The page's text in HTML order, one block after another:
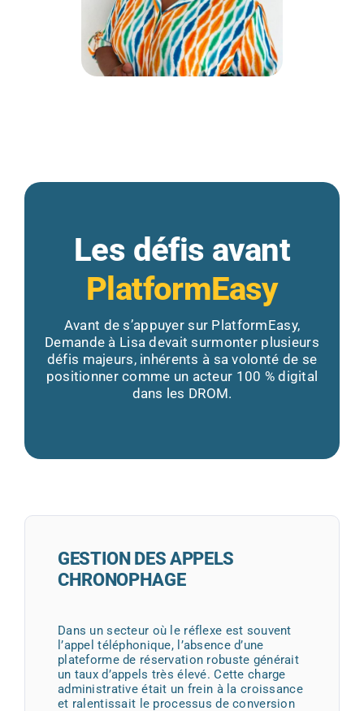
Les défis avant
PlatformEasy
Avant de s’appuyer sur PlatformEasy,
Demande à Lisa devait surmonter plusieurs
défis majeurs, inhérents à sa volonté de se
positionner comme un acteur 100 % digital
dans les DROM.
GESTION DES APPELS
CHRONOPHAGE
Dans un secteur où le réflexe est souvent
l’appel téléphonique, l’absence d’une
plateforme de réservation robuste générait
un taux d’appels très élevé. Cette charge
administrative était un frein à la croissance
et ralentissait le processus de conversion